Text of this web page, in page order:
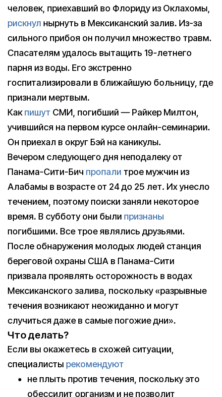
человек, приехавший во Флориду из Оклахомы,
рискнул нырнуть в Мексиканский залив. Из-за
сильного прибоя он получил множество травм.
Спасателям удалось вытащить 19-летнего
парня из воды. Его экстренно
госпитализировали в ближайшую больницу, где
признали мертвым.
Какпишут СМИ, погибший — Райкер Милтон,
учившийся на первом курсе онлайн-семинарии.
Он приехал в округ Бэй на каникулы.
Вечером следующего дня неподалеку от
Панама-Сити-Бич пропали трое мужчин из
Алабамы в возрасте от 24 до 25 лет. Их унесло
течением, поэтому поиски заняли некоторое
время. В субботу они были признаны
погибшими. Все трое являлись друзьями.
После обнаружения молодых людей станция
береговой охраны США в Панама-Сити
призвала проявлять осторожность в водах
Мексиканского залива, поскольку «разрывные
течения возникают неожиданно и могут
случиться даже в самые погожие дни».
Что делать?
Если вы окажетесь в схожей ситуации,
специалисты рекомендуют
не плыть против течения, поскольку это
обессилит организм и не позволит